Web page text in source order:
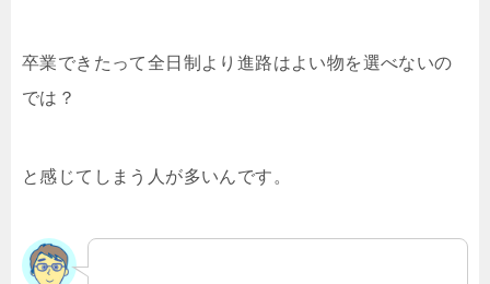
卒業できたって全日制より進路はよい物を選べないの
では？
と感じてしまう人が多いんです。